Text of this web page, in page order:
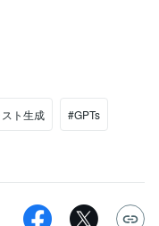
ト生成 #GPTs